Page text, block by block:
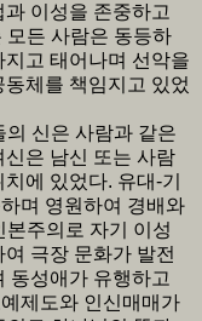
이성을 존중하고
모든 사람은 동등하
고 태어나며 선악을
체를 책임지고 있었
신은 사람과 같은
은 남신 또는 사람
에 있었다. 유대-기
며 영원하여 경배와
주의로 자기 이성
극장 문화가 발전
동성애가 유행하고
제도와 인신매매가